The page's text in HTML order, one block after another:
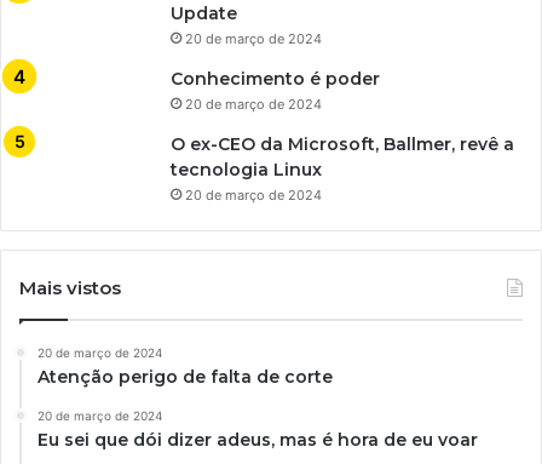
Update
20 de março de 2024
Conhecimento é poder
20 de março de 2024
O ex-CEO da Microsoft, Ballmer, revê a
tecnologia Linux
20 de março de 2024
Mais vistos
20 de março de 2024
Atenção perigo de falta de corte
20 de março de 2024
Eu sei que dói dizer adeus, mas é hora de eu voar